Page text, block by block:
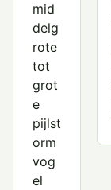
mid
delg
rote
tot
grot
e
pijlst
orm
vog
el